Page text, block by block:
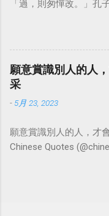
「過，則匆憚改。」孔
願意賞識別人的人
采
- 5月 23, 2023
願意賞識別人的人，才
Chinese Quotes